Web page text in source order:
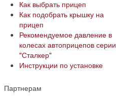
Как выбрать прицеп
Как подобрать крышку на
прицеп
Рекомендуемое давление в
колесах автоприцепов серии
"Сталкер"​
Инструкции по установке
Партнерам